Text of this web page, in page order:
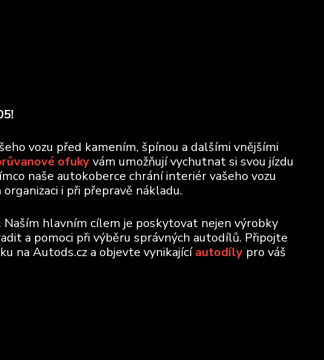
vozu před kamením, špínou a dalšími vnějšími
ofukyvám umožňují vychutnat si svou jízdu
naše autokoberce chrání interiér vašeho vozu
i při přepravě nákladu.
hlavním cílem je poskytovat nejen výrobky
a pomoci při výběru správných autodílů. Připojte
na Autods.cz a objevte vynikajícíautodíly pro váš